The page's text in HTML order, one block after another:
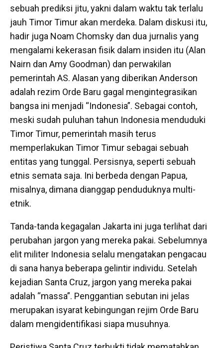
sebuah prediksi jitu, yakni dalam waktu tak terlalu
jauh Timor Timur akan merdeka. Dalam diskusi itu,
hadir juga Noam Chomsky dan dua jurnalis yang
mengalami kekerasan fisik dalam insiden itu (Alan
Nairn dan Amy Goodman) dan perwakilan
pemerintah AS. Alasan yang diberikan Anderson
adalah rezim Orde Baru gagal mengintegrasikan
bangsa ini menjadi “Indonesia”. Sebagai contoh,
meski sudah puluhan tahun Indonesia menduduki
Timor Timur, pemerintah masih terus
memperlakukan Timor Timur sebagai sebuah
entitas yang tunggal. Persisnya, seperti sebuah
etnis semata saja. Ini berbeda dengan Papua,
misalnya, dimana dianggap penduduknya multi-
etnik.
Tanda-tanda kegagalan Jakarta ini juga terlihat dari
perubahan jargon yang mereka pakai. Sebelumnya
elit militer Indonesia selalu mengatakan pengacau
di sana hanya beberapa gelintir individu. Setelah
kejadian Santa Cruz, jargon yang mereka pakai
adalah “massa”. Penggantian sebutan ini jelas
merupakan isyarat kebingungan rejim Orde Baru
dalam mengidentifikasi siapa musuhnya.